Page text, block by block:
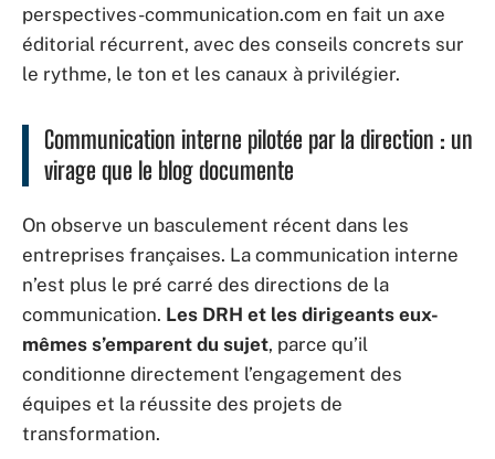
perspectives-communication.com en fait un axe
éditorial récurrent, avec des conseils concrets sur
le rythme, le ton et les canaux à privilégier.
Communication interne pilotée par la direction : un
virage que le blog documente
On observe un basculement récent dans les
entreprises françaises. La communication interne
n’est plus le pré carré des directions de la
communication. Les DRH et les dirigeants eux-
mêmes s’emparent du sujet, parce qu’il
conditionne directement l’engagement des
équipes et la réussite des projets de
transformation.